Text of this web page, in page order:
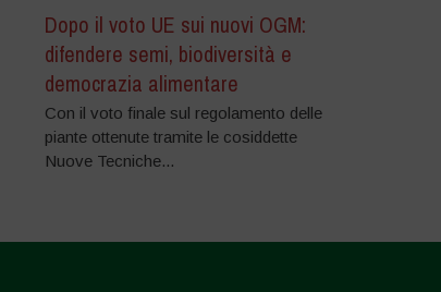
Dopo il voto UE sui nuovi OGM:
difendere semi, biodiversità e
democrazia alimentare
Con il voto finale sul regolamento delle
piante ottenute tramite le cosiddette
Nuove Tecniche...